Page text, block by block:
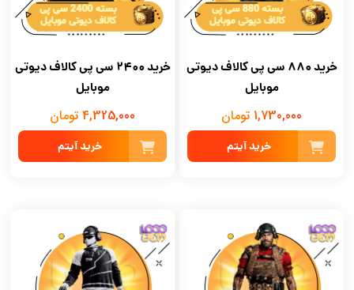
خرید 880 سی پی کالاف دیوتی
موبایل
1,730,000 تومان
خرید آیتم
خرید 2400 سی پی کالاف دیوتی
موبایل
4,325,000 تومان
خرید آیتم